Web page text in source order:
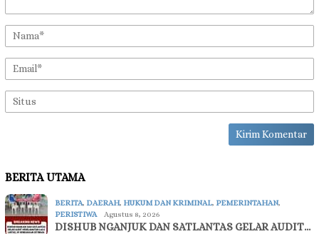
BERITA UTAMA
BERITA, DAERAH, HUKUM DAN KRIMINAL, PEMERINTAHAN,
PERISTIWA
Agustus 8, 2026
DISHUB NGANJUK DAN SATLANTAS GELAR AUDIT…